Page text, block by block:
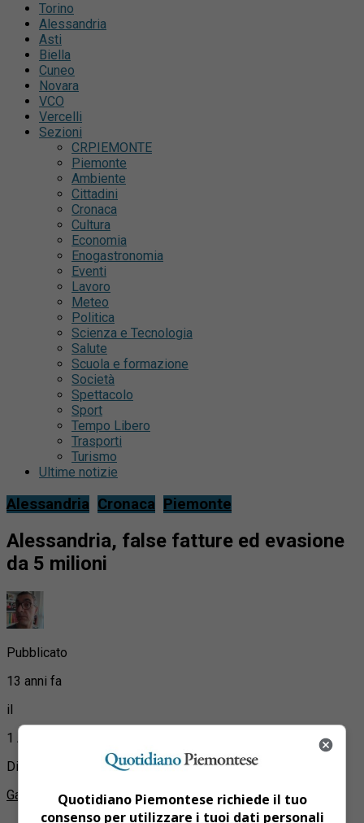
Torino
Alessandria
Asti
Biella
Cuneo
Novara
VCO
Vercelli
Sezioni
CRPIEMONTE
Piemonte
Ambiente
Cittadini
Cronaca
Cultura
Economia
Enogastronomia
Eventi
Lavoro
Meteo
Politica
Scienza e Tecnologia
Salute
Scuola e formazione
Società
Spettacolo
Sport
Tempo Libero
Trasporti
Turismo
Ultime notizie
Alessandria Cronaca Piemonte
Alessandria, false fatture ed evasione
da 5 milioni
Pubblicato
13 anni fa
il
1 Agosto 2013
Di
Gabriele FarinaQuotidiano Piemontese richiede il tuo
consenso per utilizzare i tuoi dati personali